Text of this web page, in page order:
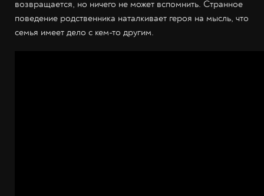
возвращается, но ничего не может вспомнить. Странное
поведение родственника наталкивает героя на мысль, что
семья имеет дело с кем-то другим.